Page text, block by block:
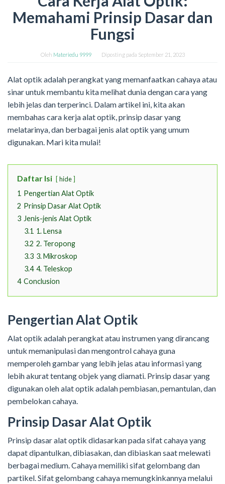
Memahami Prinsip Dasar dan
Fungsi
Oleh Materiedu 9999 Diposting pada September 21, 2023
Alat optik adalah perangkat yang memanfaatkan cahaya atau
sinar untuk membantu kita melihat dunia dengan cara yang
lebih jelas dan terperinci. Dalam artikel ini, kita akan
membahas cara kerja alat optik, prinsip dasar yang
melatarinya, dan berbagai jenis alat optik yang umum
digunakan. Mari kita mulai!
Daftar Isi hide
1 Pengertian Alat Optik
2 Prinsip Dasar Alat Optik
3 Jenis-jenis Alat Optik
3.1 1. Lensa
3.2 2. Teropong
3.3 3. Mikroskop
3.4 4. Teleskop
4 Conclusion
Pengertian Alat Optik
Alat optik adalah perangkat atau instrumen yang dirancang
untuk memanipulasi dan mengontrol cahaya guna
memperoleh gambar yang lebih jelas atau informasi yang
lebih akurat tentang objek yang diamati. Prinsip dasar yang
digunakan oleh alat optik adalah pembiasan, pemantulan, dan
pembelokan cahaya.
Prinsip Dasar Alat Optik
Prinsip dasar alat optik didasarkan pada sifat cahaya yang
dapat dipantulkan, dibiasakan, dan dibiaskan saat melewati
berbagai medium. Cahaya memiliki sifat gelombang dan
partikel. Sifat gelombang cahaya memungkinkannya melalui